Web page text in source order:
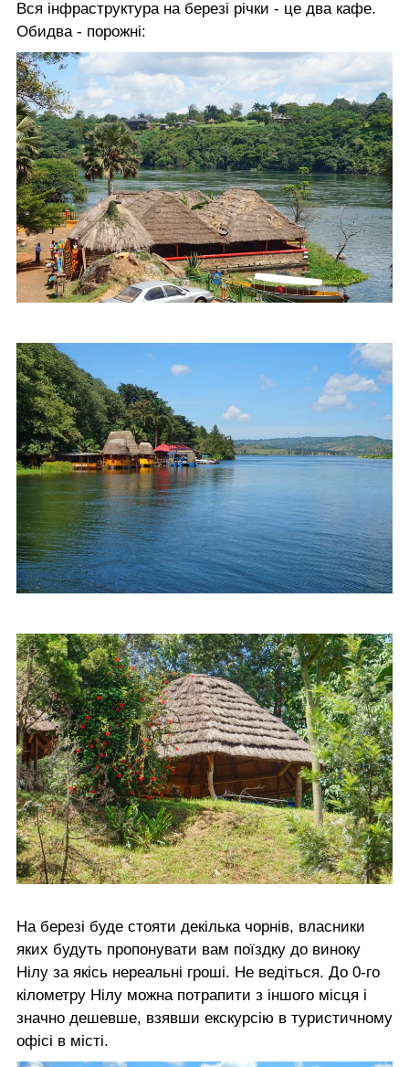
Вся інфраструктура на березі річки - це два кафе.
Обидва - порожні:
На березі буде стояти декілька чорнів, власники
яких будуть пропонувати вам поїздку до виноку
Нілу за якісь нереальні гроші. Не ведіться. До 0-го
кілометру Нілу можна потрапити з іншого місця і
значно дешевше, взявши екскурсію в туристичному
офісі в місті.